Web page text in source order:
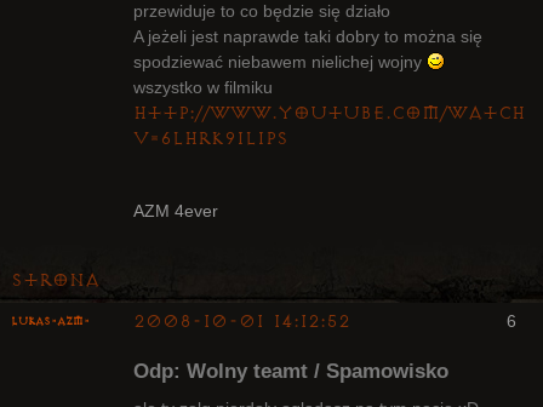
przewiduje to co będzie się działo
A jeżeli jest naprawde taki dobry to można się
spodziewać niebawem nielichej wojny
wszystko w filmiku
http://www.youtube.com/watch?
v=6lhrK9iliPs
AZM 4ever
Strona
6
lukas-azm- 2008-10-01 14:12:52
Odp: Wolny teamt / Spamowisko